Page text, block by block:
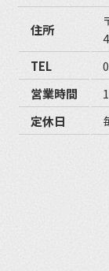
住所
TEL
営業時間
定休日